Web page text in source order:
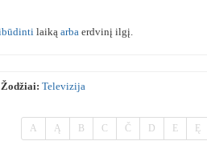
laiką arba erdvinį ilgį.
Televizija
A Ą B C Č D E Ę